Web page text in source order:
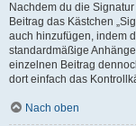
Nachdem du die
Beitrag das Kästchen
auch hinzufügen, indem
standardmäßige
einzelnen Beitrag
dort einfach das
Nach oben